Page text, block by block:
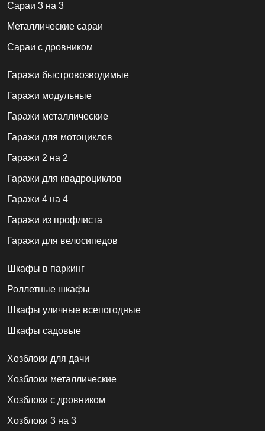
Сараи 3 на 3
Металлические сараи
Сараи с дровником
Гаражи быстровозводимые
Гаражи модульные
Гаражи металлические
Гаражи для мотоциклов
Гаражи 2 на 2
Гаражи для квадроциклов
Гаражи 4 на 4
Гаражи из профлиста
Гаражи для велосипедов
Шкафы в паркинг
Роллетные шкафы
Шкафы уличные всепогодные
Шкафы садовые
Хозблоки для дачи
Хозблоки металлические
Хозблоки с дровником
Хозблоки 3 на 3